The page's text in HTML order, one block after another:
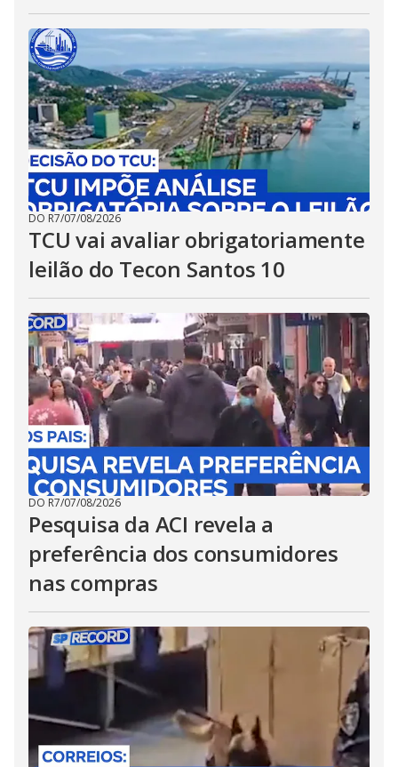
DO R7/07/08/2026
TCU vai avaliar obrigatoriamente
leilão do Tecon Santos 10
DO R7/07/08/2026
Pesquisa da ACI revela a
preferência dos consumidores
nas compras